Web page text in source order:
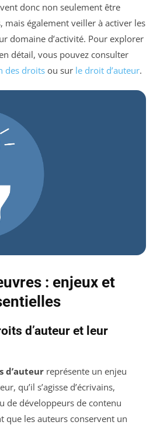
donc non seulement être
mais également veiller à activer les
domaine d’activité. Pour explorer
détail, vous pouvez consulter
des droitsou sur le droit d’auteur.
: enjeux et
d’auteur et leur
d’auteur représente un enjeu
qu’il s’agisse d’écrivains,
de développeurs de contenu
que les auteurs conservent un